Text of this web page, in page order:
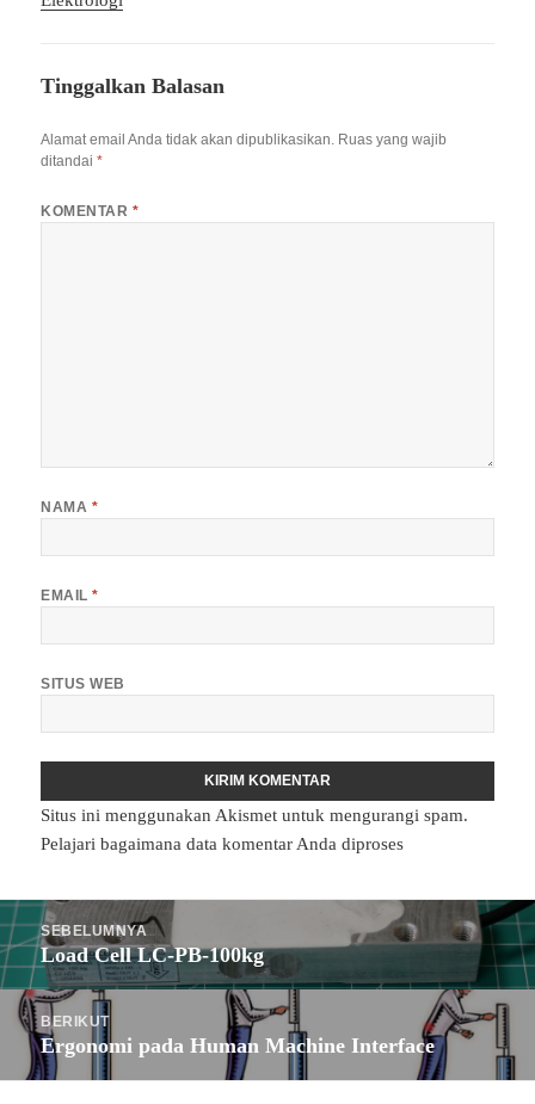
Tinggalkan Balasan
Alamat email Anda tidak akan dipublikasikan. Ruas yang wajib
ditandai*
KOMENTAR *
NAMA *
EMAIL*
SITUS WEB
Situs ini menggunakan Akismet untuk mengurangi spam.
Pelajari bagaimana data komentar Anda diproses
Navigasi
pos
SEBELUMNYA
Pos
sebelumnya:
Load Cell LC-PB-100kg
BERIKUT
Pos
berikutnya:
Ergonomi pada Human Machine Interface